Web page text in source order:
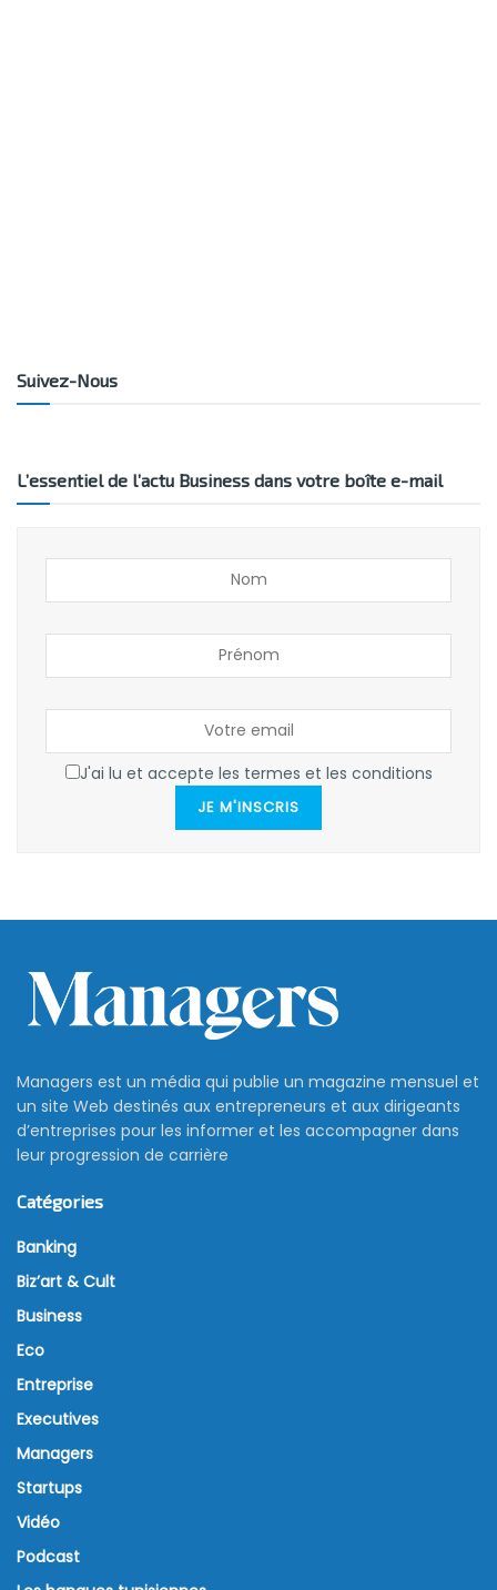
Suivez-Nous
L’essentiel de l’actu Business dans votre boîte e-mail
J'ai lu et accepte les termes et les conditions
JE M'INSCRIS
Managers est un média qui publie un magazine mensuel et
un site Web destinés aux entrepreneurs et aux dirigeants
d’entreprises pour les informer et les accompagner dans
leur progression de carrière
Catégories
Banking
Biz’art & Cult
Business
Eco
Entreprise
Executives
Managers
Startups
Vidéo
Podcast